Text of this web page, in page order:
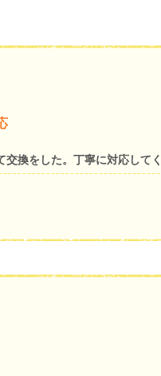
換をした。丁寧に対応して